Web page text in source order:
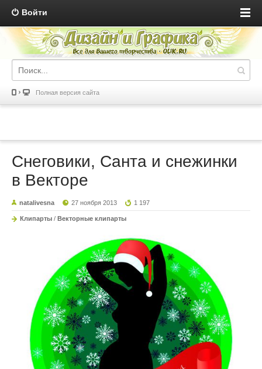
Войти
Полная версия сайта
Снеговики, Санта и снежинки
в Векторе
natalivesna 27 ноября 2013 1 197
Клипарты / Векторные клипарты